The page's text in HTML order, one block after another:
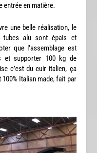
entrée en matière.
une belle réalisation, le
alu sont épais et
que l’assemblage est
et supporter 100 kg de
c’est du cuir italien, ça
Italian made, fait par